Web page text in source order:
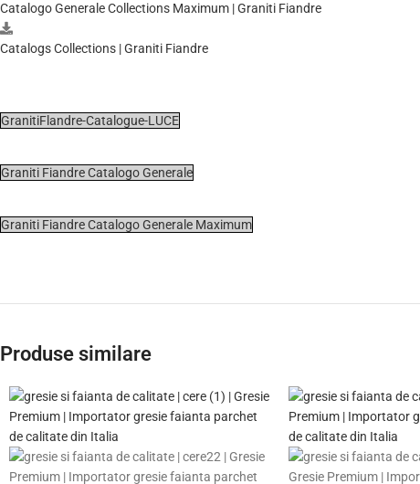
Catalogo Generale Collections Maximum | Graniti Fiandre
Catalogs Collections | Graniti Fiandre
GranitiFlandre-Catalogue-LUCE
Graniti Fiandre Catalogo Generale
Graniti Fiandre Catalogo Generale Maximum
Produse similare